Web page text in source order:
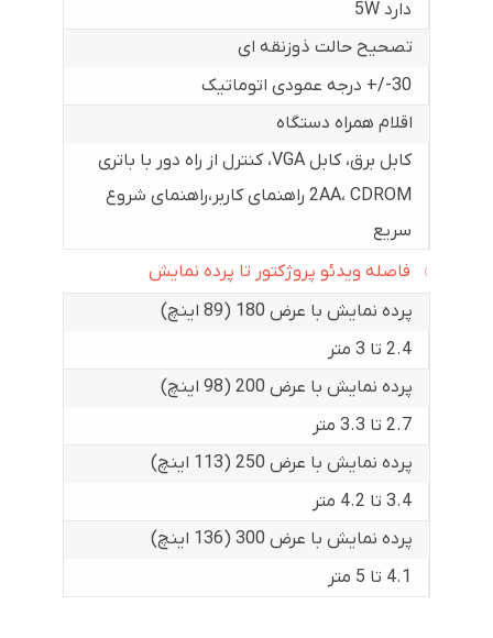
دارد 5W
تصحیح حالت ذوزنقه ای
30-/+ درجه عمودی اتوماتیک
اقلام همراه دستگاه
کابل برق، کابل VGA، کنترل از راه دور با باتری
2AA، CDROM راهنمای کاربر،راهنمای شروع
سریع
فاصله ویدئو پروژکتور تا پرده نمایش
پرده نمایش با عرض 180 (89 اینچ)
2.4 تا 3 متر
پرده نمایش با عرض 200 (98 اینچ)
2.7 تا 3.3 متر
پرده نمایش با عرض 250 (113 اینچ)
3.4 تا 4.2 متر
پرده نمایش با عرض 300 (136 اینچ)
4.1 تا 5 متر